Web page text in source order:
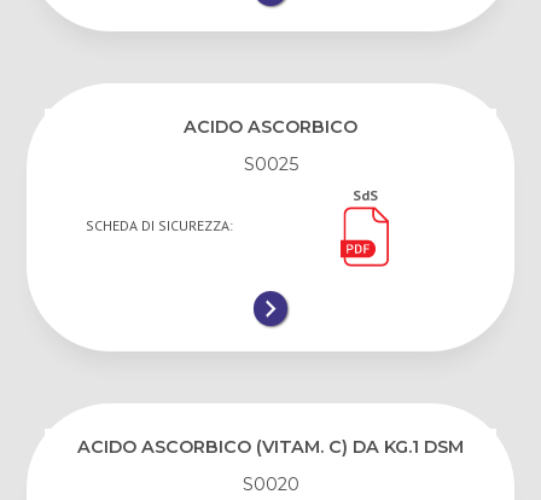
ACIDO ASCORBICO
S0025
SCHEDA DI SICUREZZA:
SdS
ACIDO ASCORBICO (VITAM. C) DA KG.1 DSM
S0020